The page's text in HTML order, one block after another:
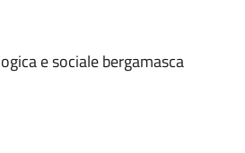
e sociale bergamasca